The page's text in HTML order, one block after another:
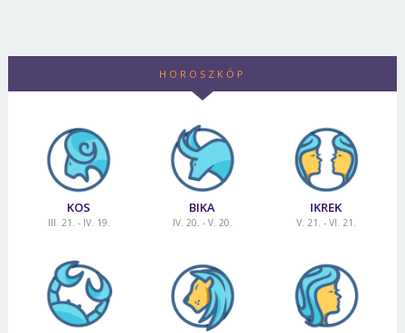
HOROSZKÓP
KOS
III. 21. - IV. 19.
BIKA
IV. 20. - V. 20.
IKREK
V. 21. - VI. 21.